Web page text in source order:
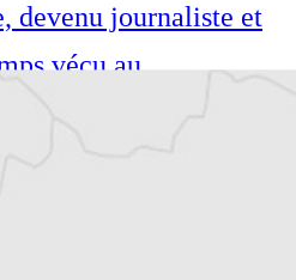
devenu journaliste et
vécu au